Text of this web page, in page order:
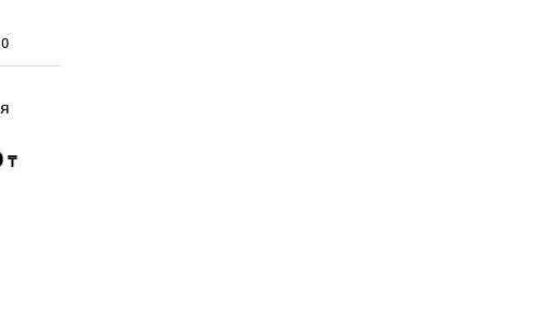
0
₸